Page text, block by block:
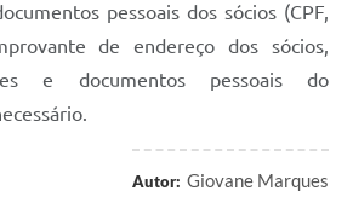
pessoais dos sócios (CPF,
de endereço dos sócios,
e documentos pessoais do
Autor: Giovane Marques